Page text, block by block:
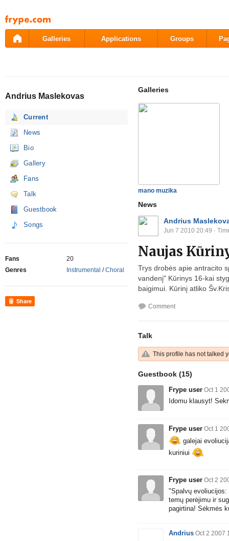
Pāriet
uz
saturu
Galleries Applications Groups
Andrius Maslekovas
Current
News
Bio
Gallery
Fans
Talk
Guestbook
Songs
Fans
20
Genres
Instrumental /Choral
Share
Galleries
mano muzika
News
Andrius
Jun 7 2010 20:49 ·
Naujas
Trys drobės apie antracito
vandenį" Kūrinys 16-kai
baigimui. Kūrinį atliko
Comment
Talk
This profile has not talked
Guestbook (15)
Frype user Oct 1
Idomu klausyt!
Frype user Oct 1
galejai
kuriniui
Frype user Oct 2
"Spalvų
temų perėjimu ir
pagirtina! Sėkmės
Andrius Oct 2 2007